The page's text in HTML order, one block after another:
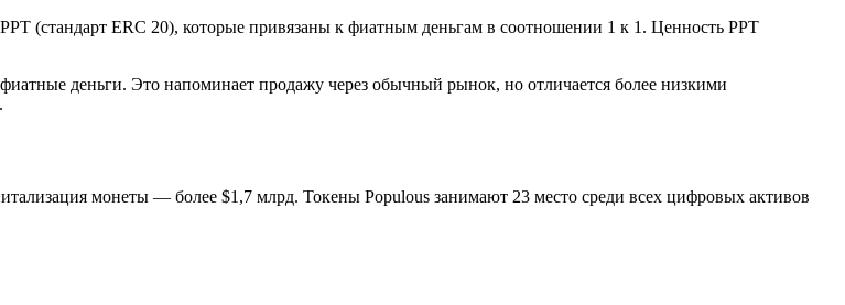
(стандарт ERC 20), которые привязаны к фиатным деньгам в соотношении 1 к 1. Ценность PPT
деньги. Это напоминает продажу через обычный рынок, но отличается более низкими
монеты — более $1,7 млрд. Токены Populous занимают 23 место среди всех цифровых активов